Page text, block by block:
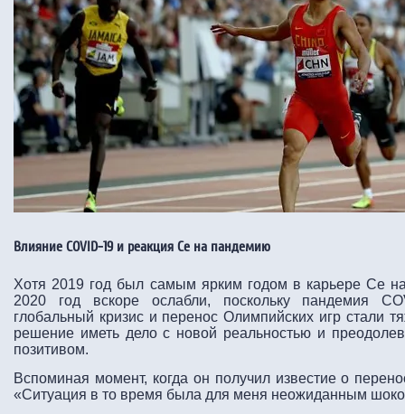
Влияние COVID-19 и реакция Се на пандемию
Хотя 2019 год был самым ярким годом в карьере Се
2020 год вскоре ослабли, поскольку пандемия
глобальный кризис и перенос Олимпийских игр стали
решение иметь дело с новой реальностью и
позитивом.
Вспоминая момент, когда он получил известие о
«Ситуация в то время была для меня неожиданным